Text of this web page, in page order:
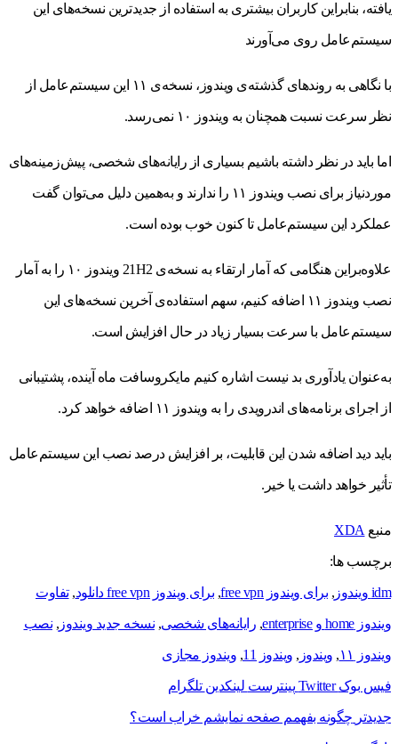
یافته، بنابراین کاربران بیشتری به استفاده از جدیدترین نسخه‌های این
سیستم‌عامل روی می‌آورند
با نگاهی به روندهای گذشته‌ی ویندوز، نسخه‌ی ۱۱ این سیستم‌عامل از
نظر سرعت نسبت همچنان به ویندوز ۱۰ نمی‌رسد.
اما باید در‌ نظر داشته باشیم بسیاری از رایانه‌های شخصی، پیش‌زمینه‌های
موردنیاز برای نصب ویندوز ۱۱ را ندارند و به‌همین دلیل می‌توان گفت
عملکرد این سیستم‌عامل تا‌ کنون خوب بوده است.
علاوه‌براین هنگامی که آمار ارتقاء به نسخه‌ی 21H2 ویندوز ۱۰ را به آمار
نصب ویندوز ۱۱ اضافه کنیم، سهم استفاده‌ی آخرین نسخه‌های این
سیستم‌عامل با‌ سرعت بسیار زیاد در‌ حال افزایش است.
به‌عنوان یادآوری بد‌ نیست اشاره کنیم مایکروسافت ماه آینده، پشتیبانی
از اجرای برنامه‌های اندرویدی را به ویندوز ۱۱ اضافه خواهد کرد.
باید دید اضافه شدن این قابلیت، بر افزایش درصد نصب این سیستم‌عامل
تأثیر خواهد داشت یا خیر.
منبع XDA
برچسب ها:
idm ویندوز , برای ویندوز free vpn , برای ویندوز free vpn دانلود ,تفاوت
ویندوز home و enterprise , رایانه‌های شخصی, نسخه جدید ویندوز , نصب
ویندوز ۱۱ , ویندوز , ویندوز 11 , ویندوز مجازی
فیس بوک Twitter پینترست لینکدین تلگرام
جدیدتر چگونه بفهمم صفحه نمایشم خراب است؟